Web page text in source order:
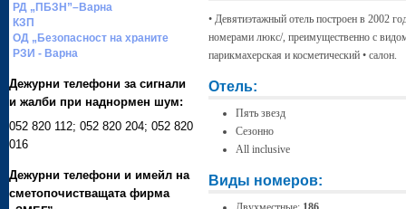
РД „ПБЗН”–Варна
КЗП
ОД „Безопасност на храните
РЗИ - Варна
Дежурни телефони за сигнали
и жалби при наднормен шум:
052 820 112; 052 820 204; 052 820
016
Дежурни телефони и имейл на
сметопочистващата фирма
• Девятиэтажный отель построен в 2002
номерами люкс/, преимущественно с
парикмахерская и косметический • салон.
Отель:
Пять звезд
Сезонно
All inclusive
Виды номеров: